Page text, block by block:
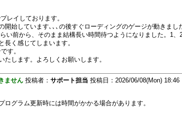
レイしております。
開始しています､､､の後すぐローディングのゲージが動きまし
い前から、そのまま結構長い時間待つようになりました。1、
長く感じてしまいます。
す。
たします。よろしくお願いします。
ません 投稿者： サポート担当 投稿日：2026/06/08(Mon)
ログラム更新時には時間がかかる場合があります。